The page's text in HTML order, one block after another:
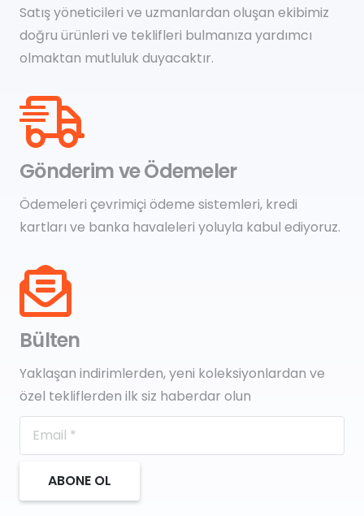
Satış yöneticileri ve uzmanlardan oluşan ekibimiz
doğru ürünleri ve teklifleri bulmanıza yardımcı
olmaktan mutluluk duyacaktır.
Gönderim ve Ödemeler
Ödemeleri çevrimiçi ödeme sistemleri, kredi
kartları ve banka havaleleri yoluyla kabul ediyoruz.
Bülten
Yaklaşan indirimlerden, yeni koleksiyonlardan ve
özel tekliflerden ilk siz haberdar olun
ABONE OL